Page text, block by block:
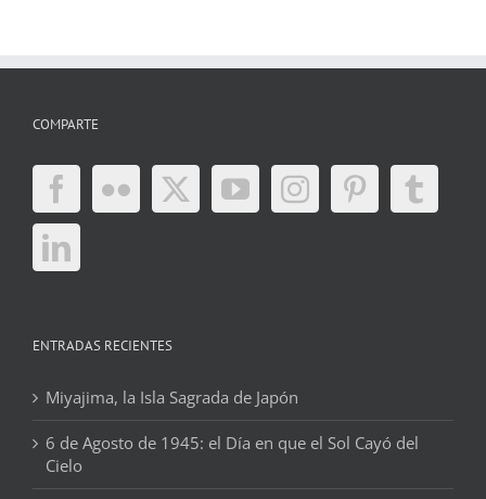
COMPARTE
ENTRADAS RECIENTES
Miyajima, la Isla Sagrada de Japón
6 de Agosto de 1945: el Día en que el Sol Cayó del
Cielo